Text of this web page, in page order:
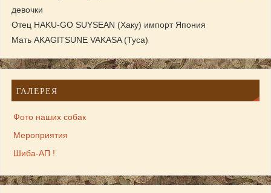
девочки
Отец HAKU-GO SUYSEAN (Хаку) импорт Япония
Мать AKAGITSUNE VAKASA (Туса)
ГАЛЕРЕЯ
Фото наших собак
Мероприятия
Шиба-АП !